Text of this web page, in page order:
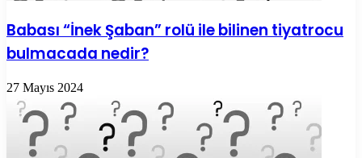
Babası “İnek Şaban” rolü ile bilinen tiyatrocu
bulmacada nedir?
27 Mayıs 2024